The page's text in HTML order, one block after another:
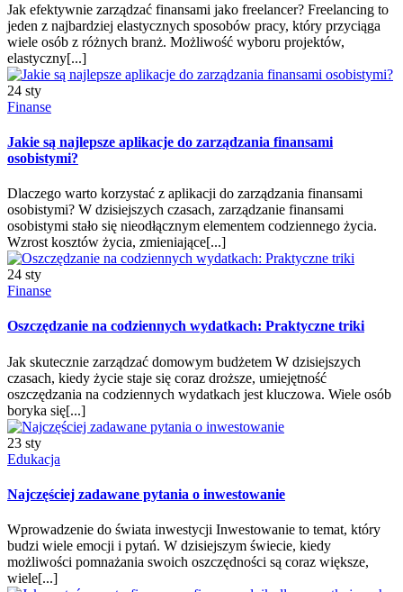
Jak efektywnie zarządzać finansami jako freelancer? Freelancing to
jeden z najbardziej elastycznych sposobów pracy, który przyciąga
wiele osób z różnych branż. Możliwość wyboru projektów,
elastyczny[...]
24 sty
Finanse
Jakie są najlepsze aplikacje do zarządzania finansami
osobistymi?
Dlaczego warto korzystać z aplikacji do zarządzania finansami
osobistymi? W dzisiejszych czasach, zarządzanie finansami
osobistymi stało się nieodłącznym elementem codziennego życia.
Wzrost kosztów życia, zmieniające[...]
24 sty
Finanse
Oszczędzanie na codziennych wydatkach: Praktyczne triki
Jak skutecznie zarządzać domowym budżetem W dzisiejszych
czasach, kiedy życie staje się coraz droższe, umiejętność
oszczędzania na codziennych wydatkach jest kluczowa. Wiele osób
boryka się[...]
23 sty
Edukacja
Najczęściej zadawane pytania o inwestowanie
Wprowadzenie do świata inwestycji Inwestowanie to temat, który
budzi wiele emocji i pytań. W dzisiejszym świecie, kiedy
możliwości pomnażania swoich oszczędności są coraz większe,
wiele[...]